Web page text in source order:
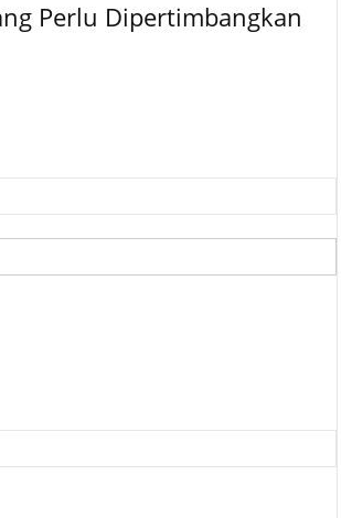
Perlu Dipertimbangkan